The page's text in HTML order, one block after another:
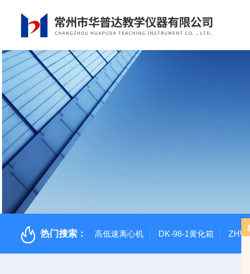
热门搜索： 高低速离心机 DK-98-1黄化箱